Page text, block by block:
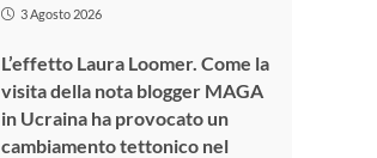
3 Agosto 2026
L’effetto Laura Loomer. Come la
visita della nota blogger MAGA
in Ucraina ha provocato un
cambiamento tettonico nel